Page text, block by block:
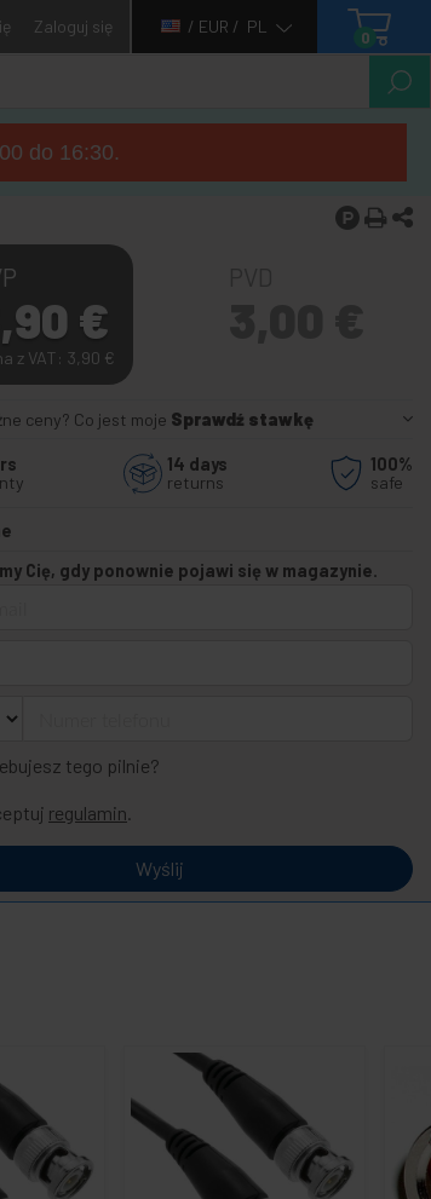
Zaloguj się / EUR / PL
0
do 16:30.
€
z VAT: 3,90 €
ceny? Co jest moje Sprawdź stawkę
14 days
returns
100%
safe
Cię, gdy ponownie pojawi się w magazynie.
tego pilnie?
regulamin.
Wyślij